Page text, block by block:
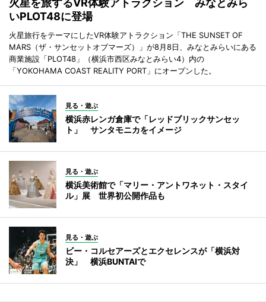
火星を旅するVR体験アトラクション みなとみら
いPLOT48に登場
火星旅行をテーマにしたVR体験アトラクション「THE SUNSET OF
MARS（ザ・サンセットオブマーズ）」が8月8日、みなとみらいにある
商業施設「PLOT48」（横浜市西区みなとみらい4）内の
「YOKOHAMA COAST REALITY PORT」にオープンした。
見る・遊ぶ
横浜赤レンガ倉庫で「レッドブリックサンセッ
ト」 サンタモニカをイメージ
見る・遊ぶ
横浜美術館で「マリー・アントワネット・スタイ
ル」展 世界初公開作品も
見る・遊ぶ
ビー・コルセアーズとエクセレンスが「横浜対
決」 横浜BUNTAIで